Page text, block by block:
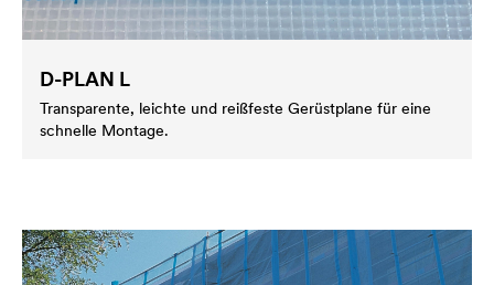
D-PLAN L
Transparente, leichte und reißfeste Gerüstplane für eine
schnelle Montage.